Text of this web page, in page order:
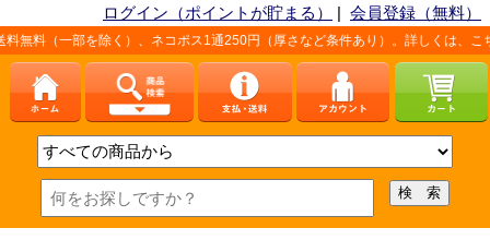
ログイン（ポイントが貯まる） | 会員登録（無料）
ネコポス1通250円（厚さなど条件あり）。詳しくは、こちら「 お支払方法・